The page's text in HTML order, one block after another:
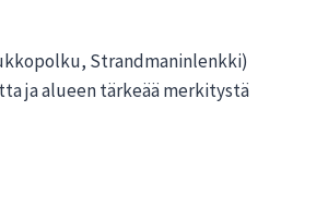
Strandmaninlenkki)
ja alueen tärkeää merkitystä